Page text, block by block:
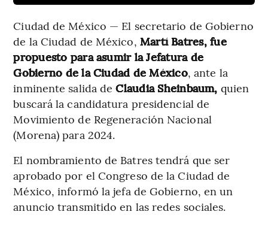
Ciudad de México — El secretario de Gobierno
de la Ciudad de México, Martí Batres, fue
propuesto para asumir la Jefatura de
Gobierno de la Ciudad de México, ante la
inminente salida deClaudia Sheinbaum, quien
buscará la candidatura presidencial de
Movimiento de Regeneración Nacional
(Morena) para 2024.
El nombramiento de Batres tendrá que ser
aprobado por el Congreso de la Ciudad de
México, informó la jefa de Gobierno, en un
anuncio transmitido en las redes sociales.